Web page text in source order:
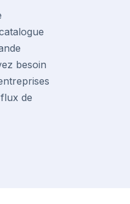
besoin
de